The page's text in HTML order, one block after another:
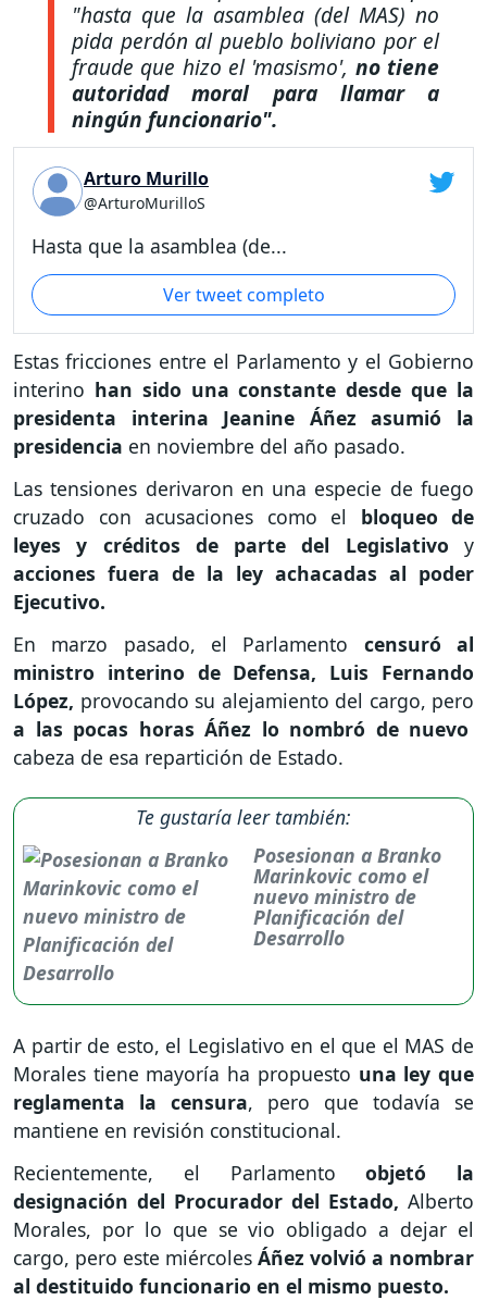
"hasta que la asamblea (del MAS) no
pida perdón al pueblo boliviano por el
fraude que hizo el 'masismo', no tiene
autoridad moral para llamar a
ningún funcionario".
Arturo Murillo
@ArturoMurilloS
Hasta que la asamblea (de...
Ver tweet completo
Estas fricciones entre el Parlamento y el Gobierno
interino han sido una constante desde que la
presidenta interina Jeanine Áñez asumió la
presidencia en noviembre del año pasado.
Las tensiones derivaron en una especie de fuego
cruzado con acusaciones como el bloqueo de
leyes y créditos de parte del Legislativo y
acciones fuera de la ley achacadas al poder
Ejecutivo.
En marzo pasado, el Parlamento censuró al
ministro interino de Defensa, Luis Fernando
López, provocando su alejamiento del cargo, pero
a las pocas horas Áñez lo nombró de nuevo
cabeza de esa repartición de Estado.
Te gustaría leer también:
Posesionan a Branko
Marinkovic como el
nuevo ministro de
Planificación del
Desarrollo
A partir de esto, el Legislativo en el que el MAS de
Morales tiene mayoría ha propuesto una ley que
reglamenta la censura, pero que todavía se
mantiene en revisión constitucional.
Recientemente, el Parlamentoobjetó la
designación del Procurador del Estado, Alberto
Morales, por lo que se vio obligado a dejar el
cargo, pero este miércoles Áñez volvió a nombrar
al destituido funcionario en el mismo puesto.